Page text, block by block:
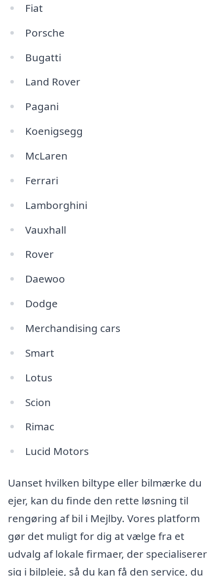
Fiat
Porsche
Bugatti
Land Rover
Pagani
Koenigsegg
McLaren
Ferrari
Lamborghini
Vauxhall
Rover
Daewoo
Dodge
Merchandising cars
Smart
Lotus
Scion
Rimac
Lucid Motors
Uanset hvilken biltype eller bilmærke du
ejer, kan du finde den rette løsning til
rengøring af bil i Mejlby. Vores platform
gør det muligt for dig at vælge fra et
udvalg af lokale firmaer, der specialiserer
sig i bilpleje, så du kan få den service, du